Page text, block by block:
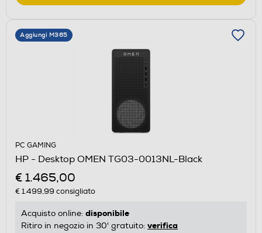
Aggiungi M365
PC GAMING
HP - Desktop OMEN TG03-0013NL-Black
€ 1.465,00
€ 1.499,99 consigliato
Acquisto online: disponibile
Ritiro in negozio in 30' gratuito: verifica